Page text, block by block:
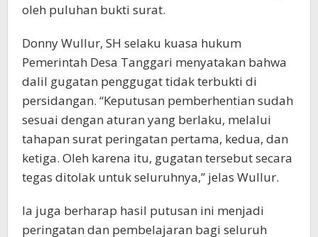
oleh puluhan bukti surat.
Donny Wullur, SH selaku kuasa hukum
Pemerintah Desa Tanggari menyatakan bahwa
dalil gugatan penggugat tidak terbukti di
persidangan. “Keputusan pemberhentian sudah
sesuai dengan aturan yang berlaku, melalui
tahapan surat peringatan pertama, kedua, dan
ketiga. Oleh karena itu, gugatan tersebut secara
tegas ditolak untuk seluruhnya,” jelas Wullur.
Ia juga berharap hasil putusan ini menjadi
peringatan dan pembelajaran bagi seluruh